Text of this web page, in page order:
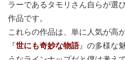
ラーであるタモリさん自らが選
作品です。
これらの作品は、単に人気が高
『世にも奇妙な物語』の多様な